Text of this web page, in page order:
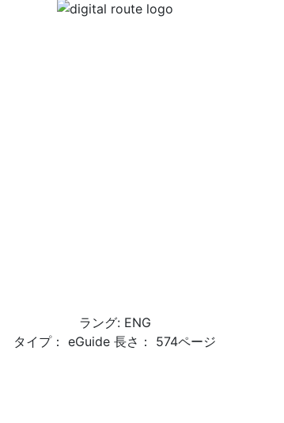
ラング: ENG
タイプ： eGuide 長さ： 574ページ